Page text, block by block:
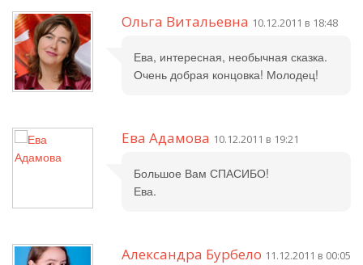
Ольга Витальевна 10.12.2011 в 18:48
Ева, интересная, необычная сказка.
Очень добрая концовка! Молодец!
Ева Адамова 10.12.2011 в 19:21
Большое Вам СПАСИБО!
Ева.
Александра Бурбело 11.12.2011 в 00:05